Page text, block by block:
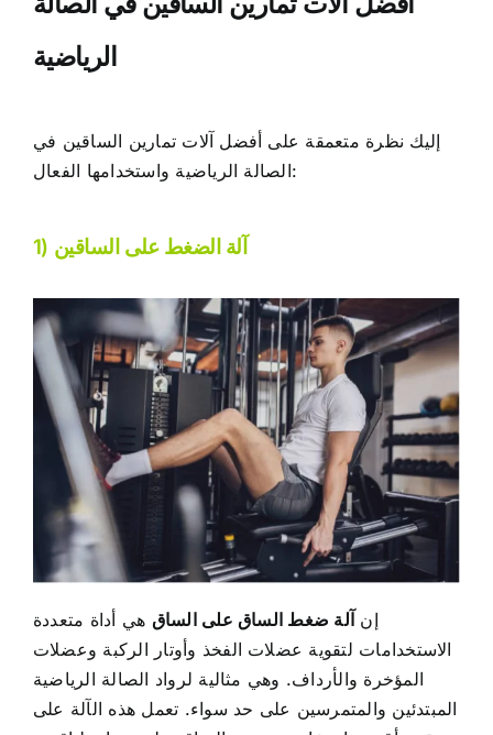
الرياضية
إليك نظرة متعمقة على أفضل آلات تمارين الساقين في
الصالة الرياضية واستخدامها الفعال:
1) آلة الضغط على الساقين
إن آلة ضغط الساق على الساق هي أداة متعددة
الاستخدامات لتقوية عضلات الفخذ وأوتار الركبة وعضلات
المؤخرة والأرداف. وهي مثالية لرواد الصالة الرياضية
المبتدئين والمتمرسين على حد سواء. تعمل هذه الآلة على